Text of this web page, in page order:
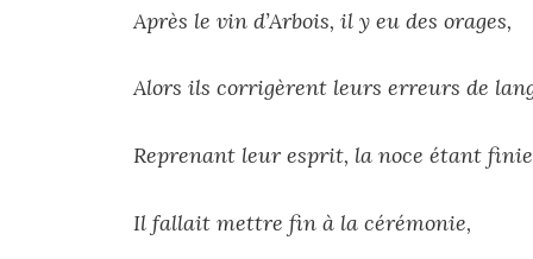
Après le vin d’Arbois, il y eu des orages,
Alors ils corrigèrent leurs erreurs de
Reprenant leur esprit, la noce étant
Il fallait mettre fin à la cérémonie,